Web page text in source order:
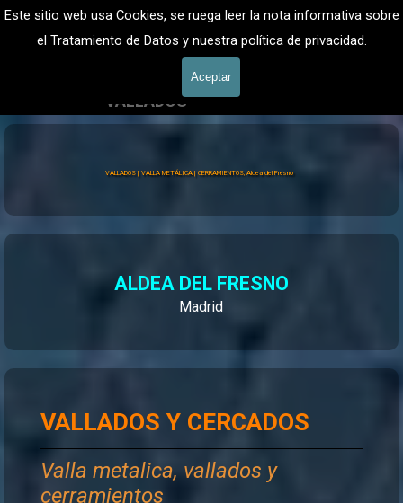
Este sitio web usa Cookies, se ruega leer la nota informativa sobre
el Tratamiento de Datos y nuestra política de privacidad.
Aceptar
Vaya al ContenidoVALLADOS METALICOS MADRID - VALLADO DE FINCAS
Valla Hercules, Vallado de fincas
VALLADOSVallados Jardín
VALLADOS | VALLA METÁLICA | CERRAMIENTOS, Aldea del Fresno
ALDEA DEL FRESNO
Madrid
VALLADOS Y CERCADOS
Valla metalica, vallados y
cerramientos